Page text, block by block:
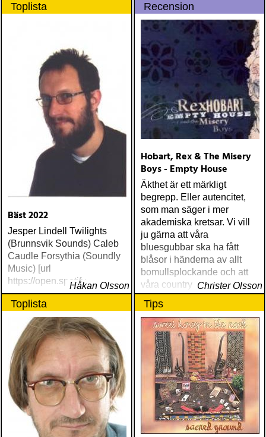
Toplista
Bäst 2022
Jesper Lindell Twilights
(Brunnsvik Sounds) Caleb
Caudle Forsythia (Soundly
Music) [url
https://open.spotifyHåkan Olsson
Recension
Hobart, Rex & The Misery
Boys - Empty House
Äkthet är ett märkligt
begrepp. Eller autencitet,
som man säger i mer
akademiska kretsar. Vi vill
ju gärna att våra
bluesgubbar ska ha fått
blåsor i händerna av allt
bomullsplockande och att
våra countrymusiker ska ha
duckat för flygande flaskor
bakom sågspånsbarernas
hönsnät
Christer Olsson
Toplista Tips